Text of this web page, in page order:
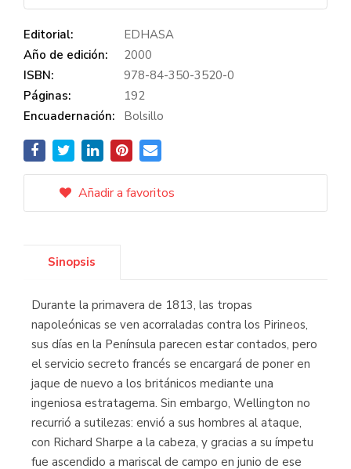
Editorial:
EDHASA
Año de edición:
2000
ISBN:
978-84-350-3520-0
Páginas:
192
Encuadernación:
Bolsillo
Añadir a favoritos
Sinopsis
Durante la primavera de 1813, las tropas
napoleónicas se ven acorraladas contra los Pirineos,
sus días en la Península parecen estar contados, pero
el servicio secreto francés se encargará de poner en
jaque de nuevo a los británicos mediante una
ingeniosa estratagema. Sin embargo, Wellington no
recurrió a sutilezas: envió a sus hombres al ataque,
con Richard Sharpe a la cabeza, y gracias a su ímpetu
fue ascendido a mariscal de campo en junio de ese